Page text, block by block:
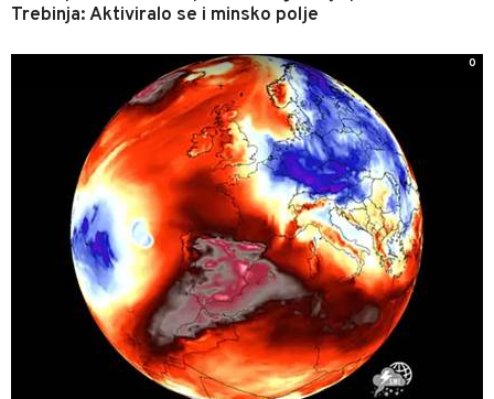
Trebinja: Aktiviralo se i minsko polje
0